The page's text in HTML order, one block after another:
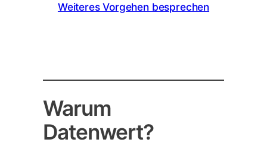
Weiteres Vorgehen besprechen
Warum
Datenwert?